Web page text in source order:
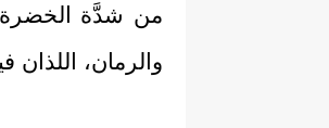
من شدَّة الخضرة
والرمان، اللذان